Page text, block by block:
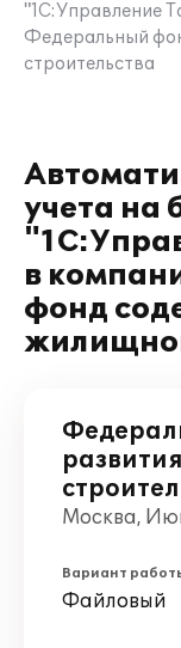
"1С:Управление
Федеральный
строительства
учета на
в
фонд
Москва,
Вариант
Файловый